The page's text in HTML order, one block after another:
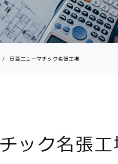
/ 日亜ニューマチック名張工場
ック名張